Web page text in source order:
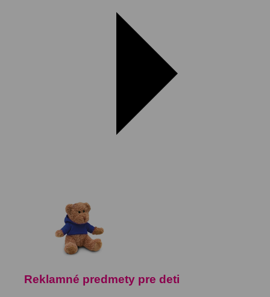
Reklamné predmety pre deti